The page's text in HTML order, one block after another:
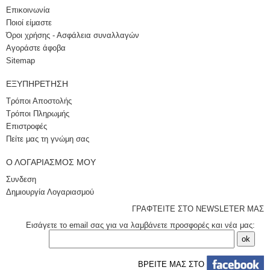
Επικοινωνία
Ποιοί είμαστε
Όροι χρήσης - Ασφάλεια συναλλαγών
Αγοράστε άφοβα
Sitemap
ΕΞΥΠΗΡΈΤΗΣΗ
Τρόποι Αποστολής
Τρόποι Πληρωμής
Επιστροφές
Πείτε μας τη γνώμη σας
Ο ΛΟΓΑΡΙΑΣΜΌΣ ΜΟΥ
Συνδεση
Δημιουργία Λογαριασμού
ΓΡΑΦΤΕΙΤΕ ΣΤΟ NEWSLETER ΜΑΣ
Εισάγετε το email σας για να λαμβάνετε προσφορές και νέα μας:
ΒΡΕΙΤΕ ΜΑΣ ΣΤΟ